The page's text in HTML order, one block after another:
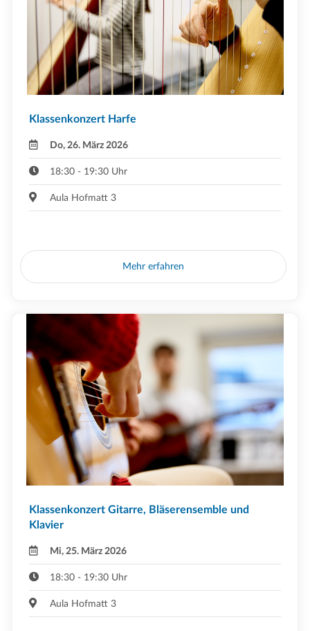
Klassenkonzert Harfe
Do, 26. März 2026
18:30 - 19:30 Uhr
Aula Hofmatt 3
Mehr erfahren
Klassenkonzert Gitarre, Bläserensemble und
Klavier
Mi, 25. März 2026
18:30 - 19:30 Uhr
Aula Hofmatt 3